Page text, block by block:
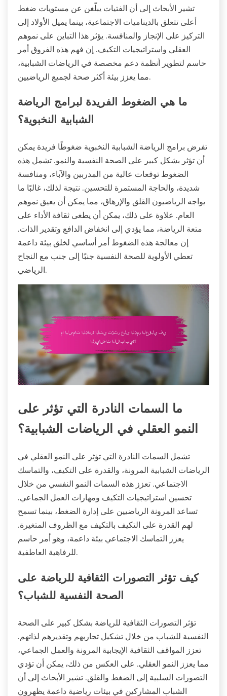
تشير الأبحاث إلى أن الفتيات يبلّغن عن مستويات ضغط
أعلى تتعلق بالديناميات الاجتماعية، بينما يميل الأولاد إلى
التركيز على الإنجاز والمنافسة. يؤثر هذا التباين على نموهم
العقلي واستراتيجيات التكيف. إن فهم هذه الفروق أمر
حاسم لتطوير أنظمة دعم مخصصة في الرياضات الشبابية،
مما يعزز بيئة أكثر صحة لجميع الرياضيين.
ما هي الضغوط الفريدة لبرامج الرياضة
الشبابية النخبوية؟
تفرض برامج الرياضة الشبابية النخبوية ضغوطًا فريدة يمكن
أن تؤثر بشكل كبير على الصحة النفسية والنمو. تشمل هذه
الضغوط توقعات عالية من المدربين والآباء، ومنافسة
شديدة، والحاجة المستمرة للتحسين. نتيجة لذلك، غالبًا ما
يواجه الرياضيون القلق والإرهاق، مما يمكن أن يعيق نموهم
العام. علاوة على ذلك، يمكن أن يطغى ثقافة الأداء على
متعة الرياضة، مما يؤدي إلى انخفاض الدافع وتقدير الذات.
إن معالجة هذه الضغوط أمر أساسي لخلق بيئة داعمة
تعطي الأولوية للصحة النفسية جنبًا إلى جنب مع النجاح
الرياضي.
ما السمات النادرة التي تؤثر على
النمو العقلي في الرياضات الشبابية؟
تشمل السمات النادرة التي تؤثر على النمو العقلي في
الرياضات الشبابية المرونة، والقدرة على التكيف، والتماسك
الاجتماعي. تعزز هذه السمات النمو النفسي من خلال
تحسين استراتيجيات التكيف ومهارات العمل الجماعي.
تساعد المرونة الرياضيين على إدارة الضغط، بينما تسمح
لهم القدرة على التكيف بالتكيف مع الظروف المتغيرة.
يعزز التماسك الاجتماعي بيئة داعمة، وهو أمر حاسم
للرفاهية العاطفية.
كيف تؤثر التصورات الثقافية للرياضة على
الصحة النفسية للشباب؟
تؤثر التصورات الثقافية للرياضة بشكل كبير على الصحة
النفسية للشباب من خلال تشكيل تجاربهم وتقديرهم لذاتهم.
تعزز المواقف الثقافية الإيجابية المرونة والعمل الجماعي،
مما يعزز النمو العقلي. على العكس من ذلك، يمكن أن تؤدي
التصورات السلبية إلى الضغط والقلق. تشير الأبحاث إلى أن
الشباب المشاركين في بيئات رياضية داعمة يظهرون